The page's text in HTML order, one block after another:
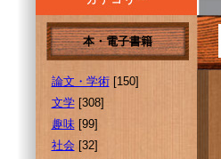
本・電子書籍
論文・学術[150]
文学[308]
趣味[99]
社会[32]